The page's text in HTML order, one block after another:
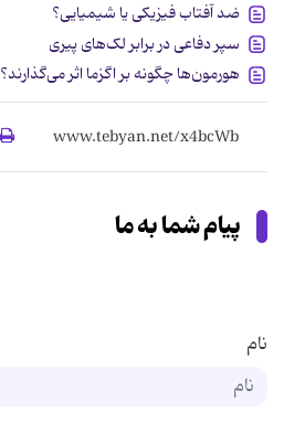
ضد آفتاب فیزیکی یا شیمیایی؟
سپر دفاعی در برابر لک‌های پیری
هورمون‌ها چگونه بر اگزما اثر می‌گذارند؟
پیام شما به ما
نام